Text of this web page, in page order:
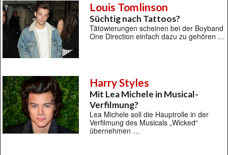
Louis Tomlinson
Süchtig nach Tattoos?
Tätowierungen scheinen bei der Boyband
One Direction einfach dazu zu gehören …
Harry Styles
Mit Lea Michele in Musical-
Verfilmung?
Lea Michele soll die Hauptrolle in der
Verfilmung des Musicals „Wicked“
übernehmen …